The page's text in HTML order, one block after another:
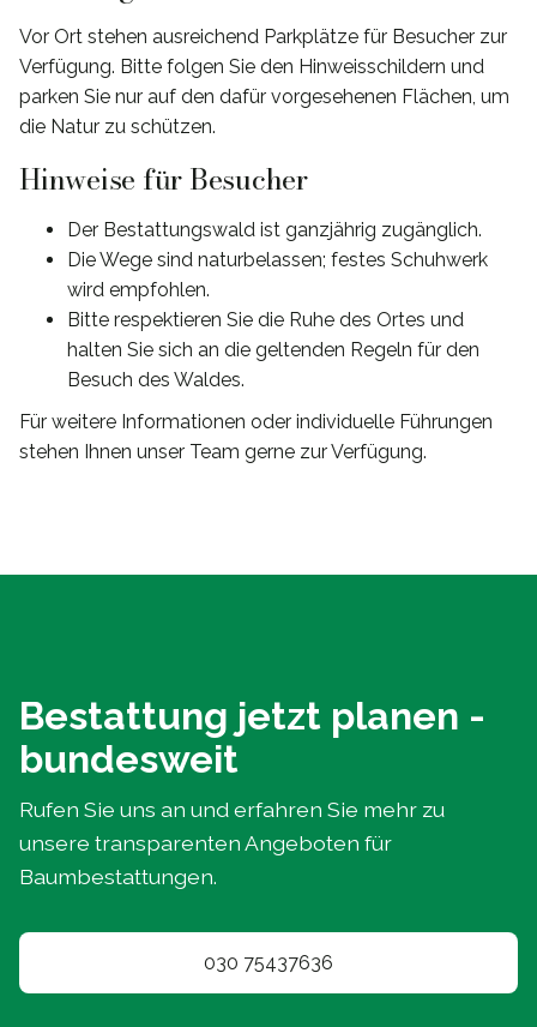
Vor Ort stehen ausreichend Parkplätze für Besucher zur
Verfügung. Bitte folgen Sie den Hinweisschildern und
parken Sie nur auf den dafür vorgesehenen Flächen, um
die Natur zu schützen.
Hinweise für Besucher
Der Bestattungswald ist ganzjährig zugänglich.
Die Wege sind naturbelassen; festes Schuhwerk
wird empfohlen.
Bitte respektieren Sie die Ruhe des Ortes und
halten Sie sich an die geltenden Regeln für den
Besuch des Waldes.
Für weitere Informationen oder individuelle Führungen
stehen Ihnen unser Team gerne zur Verfügung.
Bestattung jetzt planen -
bundesweit
Rufen Sie uns an und erfahren Sie mehr zu
unsere transparenten Angeboten für
Baumbestattungen.
030 75437636